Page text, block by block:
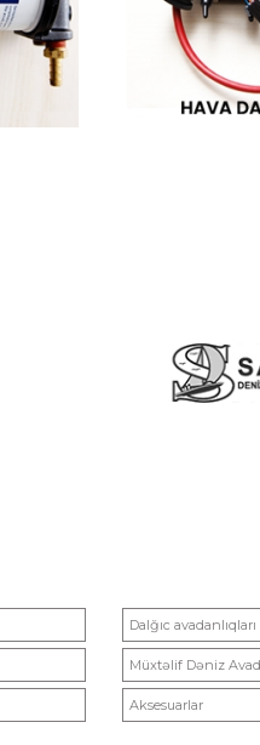
Dalğıc avadanlıqları
Müxtəlif Dəniz
Aksesuarlar